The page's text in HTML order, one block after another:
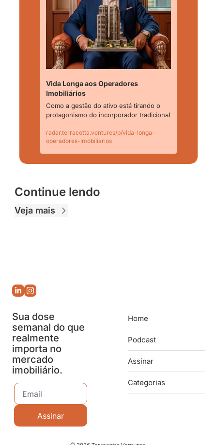
Vida Longa aos Operadores
Imobiliários
Como a gestão do ativo está tirando o
protagonismo do incorporador tradicional
radar.terracotta.ventures/p/vida-longa-
operadores-imobiliarios
Continue lendo
Veja mais
Sua dose
semanal do que
realmente
importa no
mercado
imobiliário.
Assinar
Home
Podcast
Assinar
Categorias